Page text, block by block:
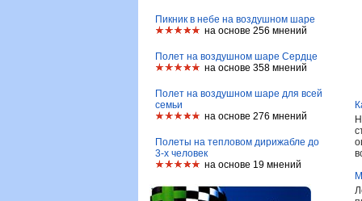
Пикник в небе на воздушном шаре
на основе 256 мнений
Полет на воздушном шаре Сердце
на основе 358 мнений
Полет на воздушном шаре для всей
семьи
на основе 276 мнений
Полеты на тепловом дирижабле до
3-х человек
на основе 19 мнений